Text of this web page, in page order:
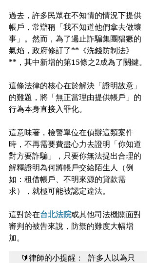
過去，許多民眾在不知情的情況下提供
帳戶，常辯稱「我不知道他們拿去做壞
事」。然而，為了遏止詐騙集團猖獗的
氣焰，政府修訂了**《洗錢防制法》
**，其中新增的第15條之2成為了關鍵。
這條法律的核心在於解決「證明故意」
的難題，將「無正當理由提供帳戶」的
行為本身直接入罪化。
這意味著，檢警單位在偵辦這類案件
時，不再需要費盡心力去證明「你知道
對方要詐騙」，只要你無法提出合理的
解釋證明為何將帳戶交給陌生人（例
如：租借帳戶、不明來源的貸款需
求），就極可能被認定違法。
這對於在台北法院或其他司法機關面對
審判的被告來說，防禦的難度大幅增
加。
🔰律師的小提醒： 許多人以為只